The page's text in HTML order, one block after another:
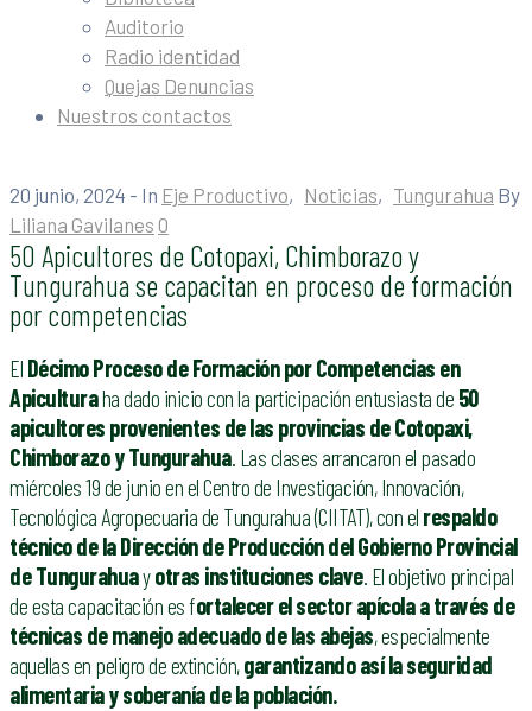
Auditorio
Radio identidad
Quejas Denuncias
Nuestros contactos
20 junio, 2024 - In Eje Productivo‚ Noticias‚ Tungurahua By
Liliana Gavilanes 0
50 Apicultores de Cotopaxi, Chimborazo y
Tungurahua se capacitan en proceso de formación
por competencias
El Décimo Proceso de Formación por Competencias en
Apiculturaha dado inicio con la participación entusiasta de 50
apicultores provenientes de las provincias de Cotopaxi,
Chimborazo y Tungurahua. Las clases arrancaron el pasado
miércoles 19 de junio en el Centro de Investigación, Innovación,
Tecnológica Agropecuaria de Tungurahua (CIITAT), con el respaldo
técnico de la Dirección de Producción del Gobierno Provincial
de Tungurahuayotras instituciones clave. El objetivo principal
de esta capacitación es fortalecer el sector apícola a través de
técnicas de manejo adecuado de las abejas, especialmente
aquellas en peligro de extinción,garantizando así la seguridad
alimentaria y soberanía de la población.